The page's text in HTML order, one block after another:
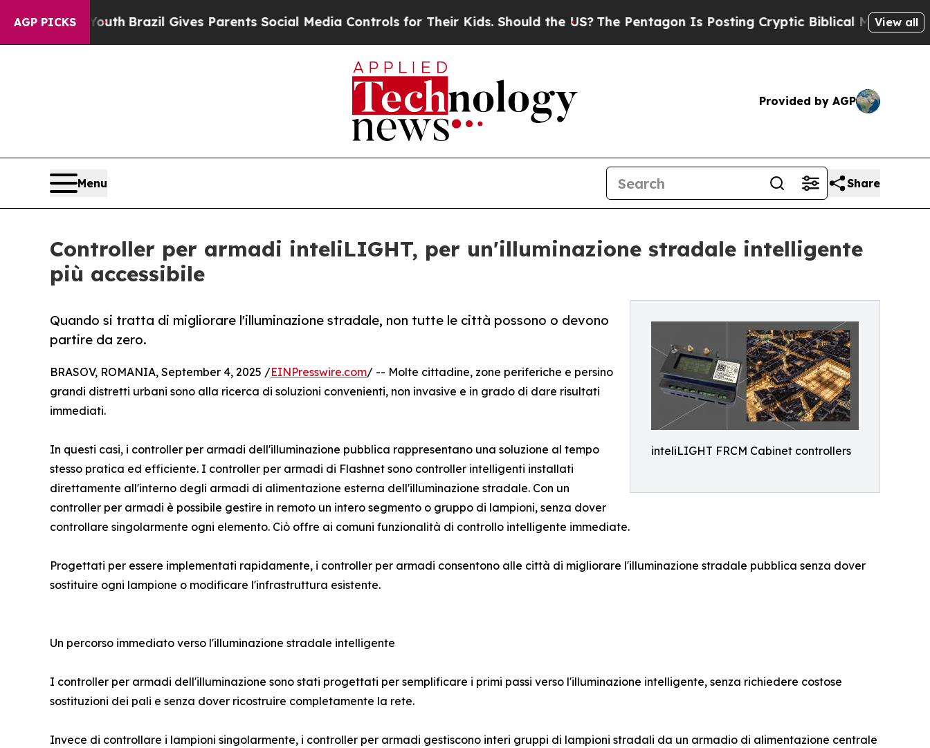
AGP PICKS
to YouthBrazil Gives Parents Social Media Controls for Their Kids. Should the US?The Pentagon Is Posting Cryptic Biblical Messages on Social
View all
Provided by AGP
Menu Share
Controller per armadi inteliLIGHT, per un'illuminazione stradale intelligente
più accessibile
inteliLIGHT FRCM Cabinet controllers
Quando si tratta di migliorare l'illuminazione stradale, non tutte le città possono o devono
partire da zero.
BRASOV, ROMANIA, September 4, 2025 /EINPresswire.com/ -- Molte cittadine, zone periferiche e persino
grandi distretti urbani sono alla ricerca di soluzioni convenienti, non invasive e in grado di dare risultati
immediati.
In questi casi, i controller per armadi dell'illuminazione pubblica rappresentano una soluzione al tempo
stesso pratica ed efficiente. I controller per armadi di Flashnet sono controller intelligenti installati
direttamente all'interno degli armadi di alimentazione esterna dell'illuminazione stradale. Con un
controller per armadi è possibile gestire in remoto un intero segmento o gruppo di lampioni, senza dover
controllare singolarmente ogni elemento. Ciò offre ai comuni funzionalità di controllo intelligente immediate.
Progettati per essere implementati rapidamente, i controller per armadi consentono alle città di migliorare l'illuminazione stradale pubblica senza dover
sostituire ogni lampione o modificare l'infrastruttura esistente.
Un percorso immediato verso l'illuminazione stradale intelligente
I controller per armadi dell'illuminazione sono stati progettati per semplificare i primi passi verso l'illuminazione intelligente, senza richiedere costose
sostituzioni dei pali e senza dover ricostruire completamente la rete.
Invece di controllare i lampioni singolarmente, i controller per armadi gestiscono interi gruppi di lampioni stradali da un armadio di alimentazione centrale